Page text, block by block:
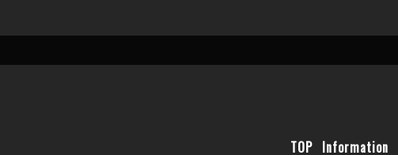
TOP Information